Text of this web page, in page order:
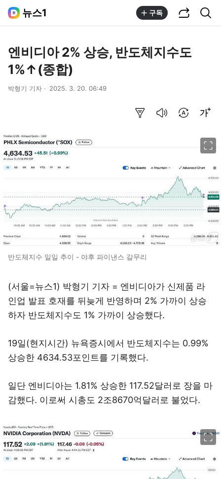
뉴스1 구독
엔비디아 2% 상승, 반도체지수도
1%↑(종합)
박형기 기자 2025. 3. 20. 06:49
반도체지수 일일 추이 - 야후 파이낸스 갈무리
(서울=뉴스1) 박형기 기자 = 엔비디아가 신제품 라
인업 발표 호재를 뒤늦게 반영하며 2% 가까이 상승
하자 반도체지수도 1% 가까이 상승했다.
19일(현지시간) 뉴욕증시에서 반도체지수는 0.99%
상승한 4634.53포인트를 기록했다.
일단 엔비디아는 1.81% 상승한 117.52달러로 장을 마
감했다. 이로써 시총도 2조8670억달러로 불었다.